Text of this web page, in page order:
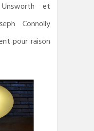
et
Connolly
pour raison